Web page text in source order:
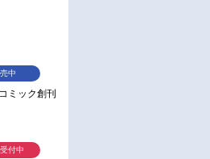
ミック創刊
中
付中